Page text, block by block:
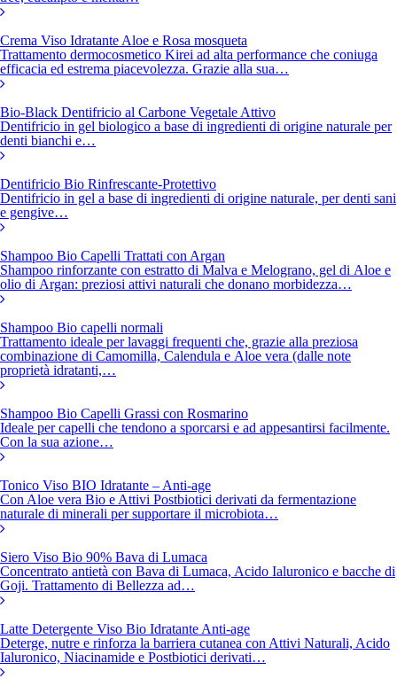
Crema Viso Idratante Aloe e Rosa mosqueta
Trattamento dermocosmetico Kirei ad alta performance che coniuga
efficacia ed estrema piacevolezza. Grazie alla sua…
Bio-Black Dentifricio al Carbone Vegetale Attivo
Dentifricio in gel biologico a base di ingredienti di origine naturale per
denti bianchi e…
Dentifricio Bio Rinfrescante-Protettivo
Dentifricio in gel a base di ingredienti di origine naturale, per denti sani
e gengive…
Shampoo Bio Capelli Trattati con Argan
Shampoo rinforzante con estratto di Malva e Melograno, gel di Aloe e
olio di Argan: preziosi attivi naturali che donano morbidezza…
Shampoo Bio capelli normali
Trattamento ideale per lavaggi frequenti che, grazie alla preziosa
combinazione di Camomilla, Calendula e Aloe vera (dalle note
proprietà idratanti,…
Shampoo Bio Capelli Grassi con Rosmarino
Ideale per capelli che tendono a sporcarsi e ad appesantirsi facilmente.
Con la sua azione…
Tonico Viso BIO Idratante – Anti-age
Con Aloe vera Bio e Attivi Postbiotici derivati da fermentazione
naturale di minerali per supportare il microbiota…
Siero Viso Bio 90% Bava di Lumaca
Concentrato antietà con Bava di Lumaca, Acido Ialuronico e bacche di
Goji. Trattamento di Bellezza ad…
Latte Detergente Viso Bio Idratante Anti-age
Deterge, nutre e rinforza la barriera cutanea con Attivi Naturali, Acido
Ialuronico, Niacinamide e Postbiotici derivati…